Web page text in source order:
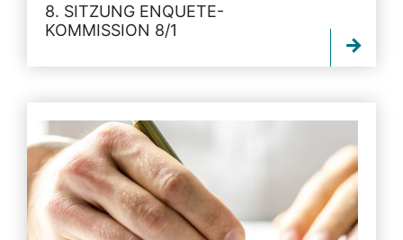
8. SITZUNG ENQUETE-
KOMMISSION 8/1